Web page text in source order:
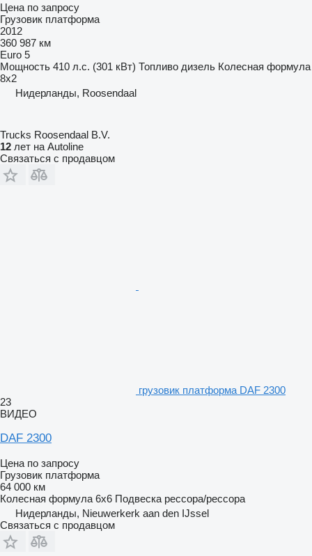
Цена по запросу
Грузовик платформа
2012
360 987 км
Euro 5
Мощность 410 л.с. (301 кВт) Топливо дизель Колесная формула
8x2
Нидерланды, Roosendaal
Trucks Roosendaal B.V.
12 лет на Autoline
Связаться с продавцом
грузовик платформа DAF 2300
23
ВИДЕО
DAF 2300
Цена по запросу
Грузовик платформа
64 000 км
Колесная формула 6x6 Подвеска рессора/рессора
Нидерланды, Nieuwerkerk aan den IJssel
Связаться с продавцом